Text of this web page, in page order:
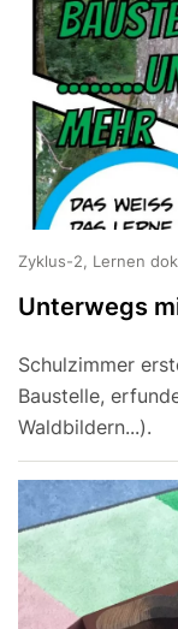
Zyklus-2, Lernen
Unterwegs
Schulzimmer
Baustelle,
Waldbildern...).